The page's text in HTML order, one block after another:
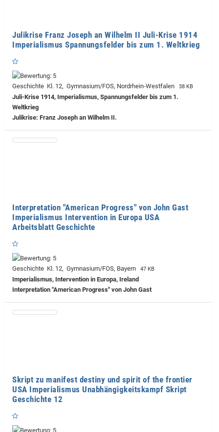
Julikrise Franz Joseph an Wilhelm II Juli-Krise 1914
Imperialismus Spannungsfelder bis zum 1. Weltkrieg
Geschichte Kl. 12, Gymnasium/FOS, Nordrhein-Westfalen 38 KB
Juli-Krise 1914, Imperialismus, Spannungsfelder bis zum 1.
Weltkrieg
Julikrise: Franz Joseph an Wilhelm II.
Interpretation "American Progress" von John Gast
Imperialismus Intervention in Europa USA
Arbeitsblatt Geschichte
Geschichte Kl. 12, Gymnasium/FOS, Bayern 47 KB
Imperialismus, Intervention in Europa, Ireland
Interpretation "American Progress" von John Gast
Skript zu manifest destiny und spirit of the frontier
USA Imperialismus Unabhängigkeitskampf Skript
Geschichte 12